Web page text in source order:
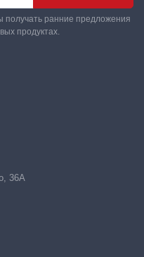
получать ранние предложения
продуктах.
36А